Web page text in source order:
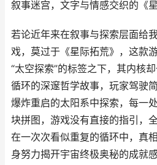
叙事迷宫，文字与情感交织的《
若论近年来在叙事与探索层面给
戏，莫过于《星际拓荒》，这款
“太空探索”的标签之下，其内核
循环的深邃哲学故事，玩家驾驶
爆炸重启的太阳系中探索，每一
块拼图，游戏没有直接的指引，
在一次次看似重复的循环中，真
身努力揭开宇宙终极奥秘的成就